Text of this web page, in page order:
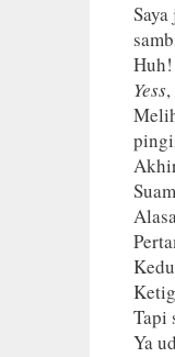
Huh!
Yess
Tapi
Ya